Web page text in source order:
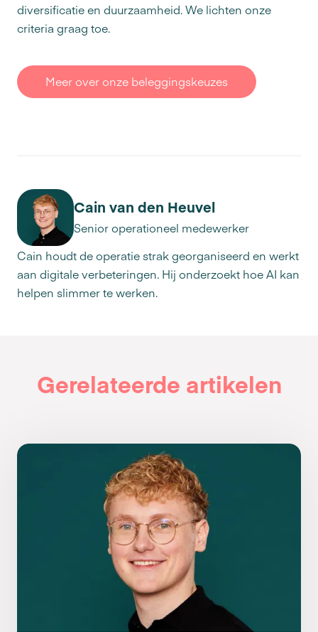
diversificatie en duurzaamheid. We lichten onze
criteria graag toe.
Meer over onze beleggingskeuzes
Cain van den Heuvel
Senior operationeel medewerker
Cain houdt de operatie strak georganiseerd en werkt
aan digitale verbeteringen. Hij onderzoekt hoe AI kan
helpen slimmer te werken.
Gerelateerde artikelen